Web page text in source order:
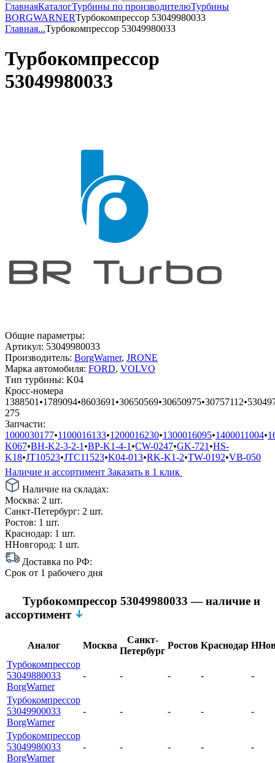
ГлавнаяКаталогТурбины по производителюТурбины
BORGWARNERТурбокомпрессор 53049980033
Главная...Турбокомпрессор 53049980033
Турбокомпрессор
53049980033
Общие параметры:
Артикул: 53049980033
Производитель: BorgWarner, JRONE
Марка автомобиля: FORD, VOLVO
Тип турбины: K04
Кросс-номера
1388501 •1789094•8603691 •30650569•30650975•30757112•
275
Запчасти:
1000030177•1100016133•1200016230•1300016095•1400011004•
K067•BH-K2-3-2-1 •BP-K1-4-1 •CW-0247•GK-721 •HS-
K18•JT10523•JTC11523•K04-013•RK-K1-2•TW-0192•VB-050
Наличие и ассортимент Заказать в 1 клик
Наличие на складах:
Москва: 2 шт.
Санкт-Петербург: 2 шт.
Ростов: 1 шт.
Краснодар: 1 шт.
ННовгород: 1 шт.
Доставка по РФ:
Срок от 1 рабочего дня
Турбокомпрессор 53049980033 — наличие и
ассортимент
Аналог Москва
Санкт-
Петербург
Ростов Краснодар
Турбокомпрессор
53049880033
BorgWarner
- - - - -
Турбокомпрессор
53049900033
BorgWarner
- - - - -
Турбокомпрессор
53049980033
BorgWarner
- - - - -